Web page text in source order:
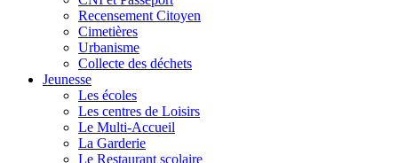
Recensement Citoyen
Cimetières
Urbanisme
Collecte des déchets
Jeunesse
Les écoles
Les centres de Loisirs
Le Multi-Accueil
La Garderie
Le Restaurant scolaire